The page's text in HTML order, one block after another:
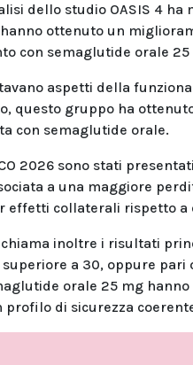
dello studio OASIS 4
ottenuto un
con semaglutide orale
aspetti della
questo gruppo ha
con semaglutide orale.
2026 sono stati
a una maggiore
effetti collaterali rispetto a
inoltre i risultati
a 30, oppure
orale 25 mg hanno
profilo di sicurezza